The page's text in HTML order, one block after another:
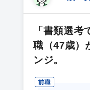
「書類選
職（47歳）
ンジ。
前職